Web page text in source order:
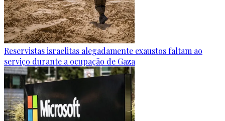
Reservistas israelitas alegadamente exaustos faltam ao
serviço durante a ocupação de Gaza